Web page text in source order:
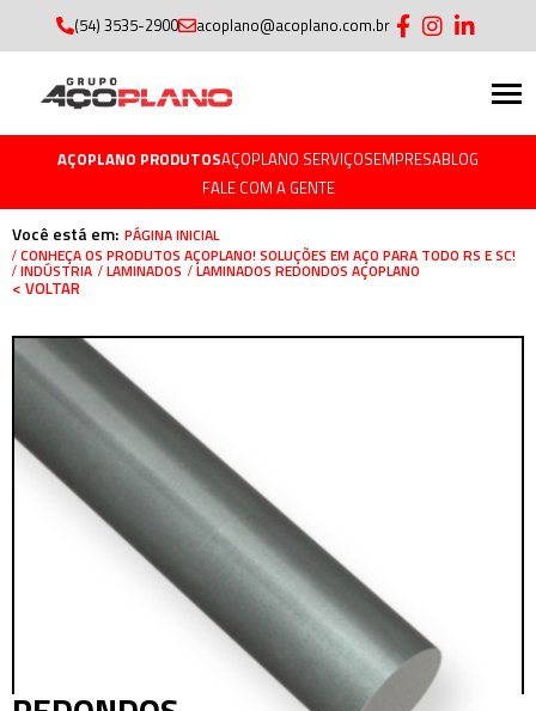
(54) 3535-2900 acoplano@acoplano.com.br
AÇOPLANO PRODUTOSAÇOPLANO SERVIÇOSEMPRESABLOG
FALE COM A GENTE
Você está em: PÁGINA INICIAL
CONHEÇA OS PRODUTOS AÇOPLANO! SOLUÇÕES EM AÇO PARA TODO RS E SC!
INDÚSTRIA LAMINADOS LAMINADOS REDONDOS AÇOPLANO
< VOLTAR